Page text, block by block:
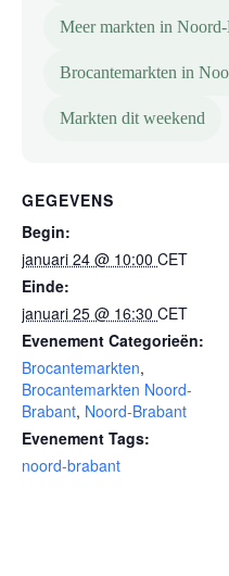
Meer markten in
Brocantemarkten in
Markten dit weekend
GEGEVENS
Begin:
januari 24 @ 10:00 CET
Einde:
januari 25 @ 16:30 CET
Evenement Categorieën:
Brocantemarkten,
Brocantemarkten Noord-
Brabant, Noord-Brabant
Evenement Tags:
noord-brabant